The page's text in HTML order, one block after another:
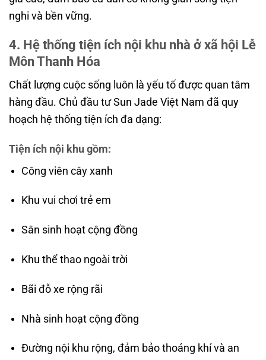
nghi và bền vững.
4. Hệ thống tiện ích nội khu nhà ở xã hội Lễ
Môn Thanh Hóa
Chất lượng cuộc sống luôn là yếu tố được quan tâm
hàng đầu. Chủ đầu tư Sun Jade Việt Nam đã quy
hoạch hệ thống tiện ích đa dạng:
Tiện ích nội khu gồm:
Công viên cây xanh
Khu vui chơi trẻ em
Sân sinh hoạt cộng đồng
Khu thể thao ngoài trời
Bãi đỗ xe rộng rãi
Nhà sinh hoạt cộng đồng
Đường nội khu rộng, đảm bảo thoáng khí và an